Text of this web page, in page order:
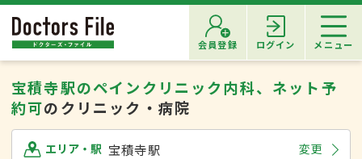
会員登録 ログイン メニュー
宝積寺駅のペインクリニック内科、ネット予
約可のクリニック・病院
エリア・駅 宝積寺駅 変更